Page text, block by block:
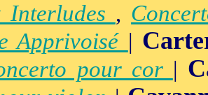
Interludes ,
Apprivoisé |
pour cor |